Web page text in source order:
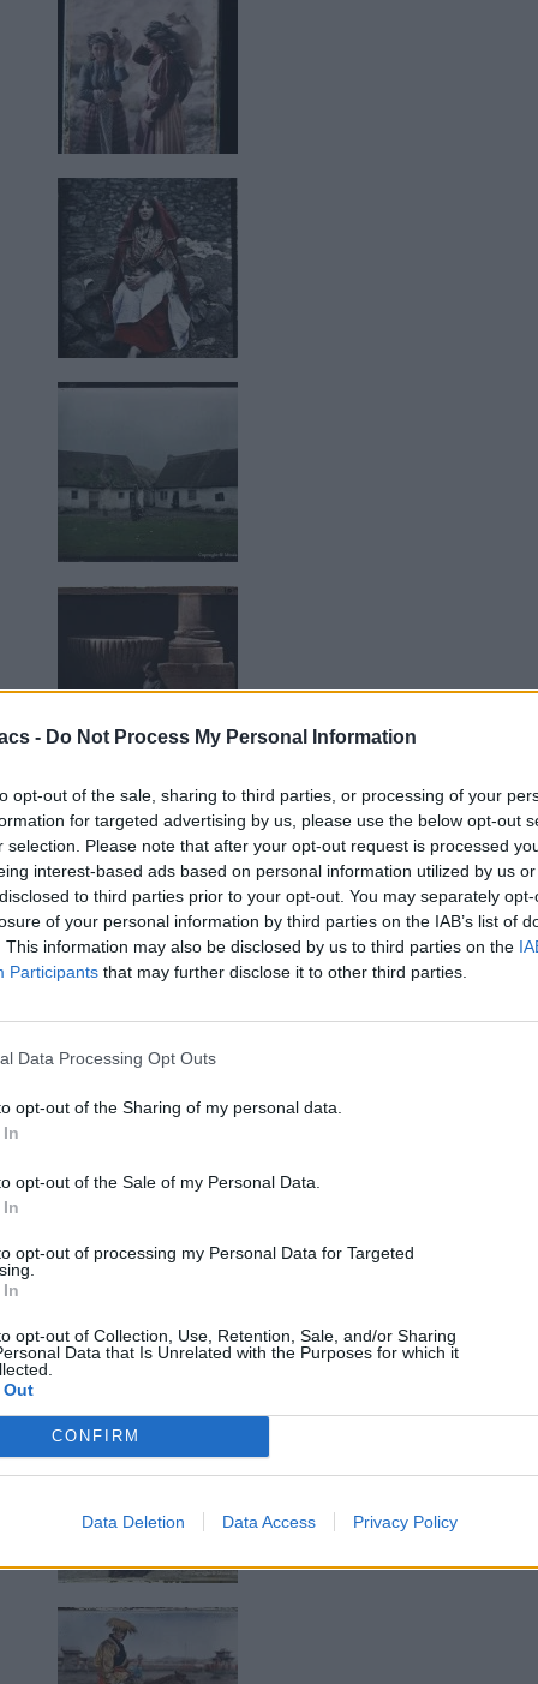
- Do Not Process My Personal Information
opt-out of the sale, sharing to third parties, or processing of your
for targeted advertising by us, please use the below opt-out
selection. Please note that after your opt-out request is processed
interest-based ads based on personal information utilized by us
to third parties prior to your opt-out. You may separately
of your personal information by third parties on the IAB’s list of
This information may also be disclosed by us to third parties on the
Participants that may further disclose it to other third parties.
Data Processing Opt Outs
opt-out of the Sharing of my personal data.
opt-out of the Sale of my Personal Data.
opt-out of processing my Personal Data for Targeted
opt-out of Collection, Use, Retention, Sale, and/or Sharing
Data that Is Unrelated with the Purposes for which it
CONFIRM
Data Deletion Data Access Privacy Policy